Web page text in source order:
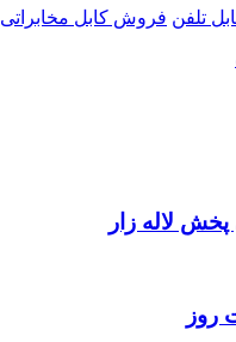
تلفن فروش کابل مخابراتی
لاله زار
روز